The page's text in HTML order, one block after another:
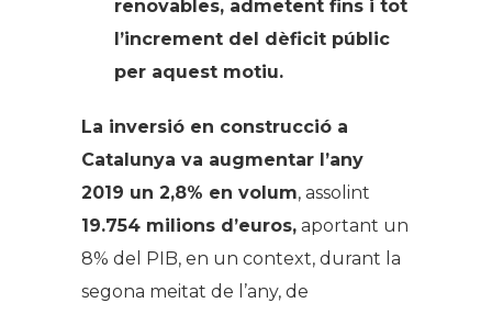
renovables, admetent fins i tot
l’increment del dèficit públic
per aquest motiu.
La inversió en construcció a
Catalunya va augmentar l’any
2019 un 2,8% en volum, assolint
19.754 milions d’euros, aportant un
8% del PIB, en un context, durant la
segona meitat de l’any, de